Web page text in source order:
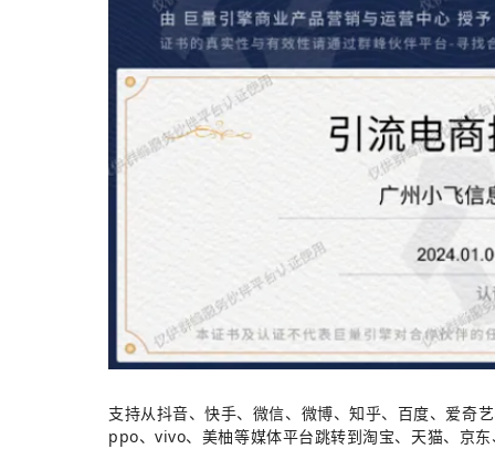
支持从抖音、快手、微信、微博、知乎、百度、爱奇
ppo、vivo、美柚等媒体平台跳转到淘宝、天猫、京